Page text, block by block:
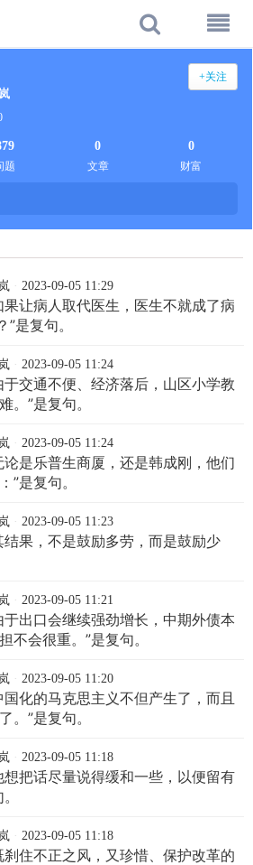
+关注
题
0
文章
0
财富
2023-09-05 11:29
果让病人取代医生，医生不就成了病
”是复句。
2023-09-05 11:24
于交通不便、经济落后，山区小学教
。”是复句。
2023-09-05 11:24
论是乐普生商厦，还是韩成刚，他们
”是复句。
2023-09-05 11:23
结果，不是鼓励多劳，而是鼓励少
2023-09-05 11:21
于出口会继续强劲增长，中期外债本
不会很重。”是复句。
2023-09-05 11:20
国化的马克思主义不但产生了，而且
。”是复句。
2023-09-05 11:18
想把话尽量说得缓和一些，以便留有
2023-09-05 11:18
刹住不正之风，又珍惜、保护改革的